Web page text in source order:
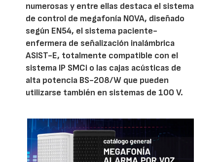
numerosas y entre ellas destaca el sistema
de control de megafonía NOVA, diseñado
según EN54, el sistema paciente-
enfermera de señalización inalámbrica
ASIST-E, totalmente compatible con el
sistema IP SMCi o las cajas acústicas de
alta potencia BS-208/W que pueden
utilizarse también en sistemas de 100 V.